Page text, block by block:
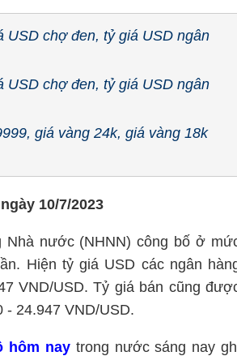
USD chợ đen, tỷ giá USD ngân
USD chợ đen, tỷ giá USD ngân
giá vàng 24k, giá vàng 18k
10/7/2023
nước (NHNN) công bố ở
Hiện tỷ giá USD các ngân
VND/USD. Tỷ giá bán cũng
- 24.947 VND/USD.
hôm nay trong nước sáng nay